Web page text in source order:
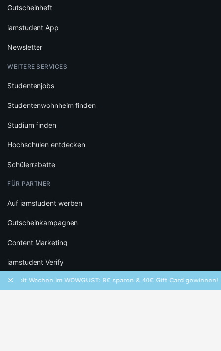
×
Wolt Wochen im WOWGUST: 8€ sparen & 40€ Gift Card gewinnen!
Gutscheinheft
iamstudent App
Newsletter
WEITERE SERVICES
Studentenjobs
Studentenwohnheim finden
Studium finden
Hochschulen entdecken
Schülerrabatte
FÜR PARTNER
Auf iamstudent werben
Gutscheinkampagnen
Content Marketing
iamstudent Verify